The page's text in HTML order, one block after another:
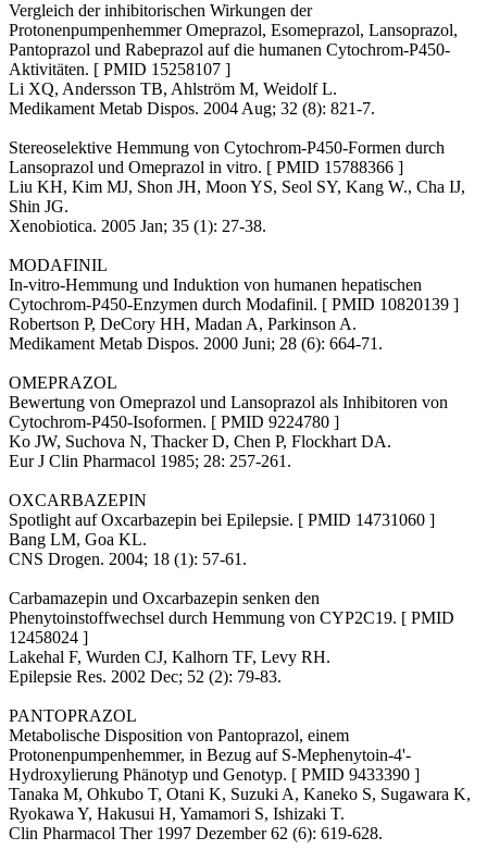
Vergleich der inhibitorischen Wirkungen der
Protonenpumpenhemmer Omeprazol, Esomeprazol, Lansoprazol,
Pantoprazol und Rabeprazol auf die humanen Cytochrom-P450-
Aktivitäten. [ PMID 15258107 ]
Li XQ, Andersson TB, Ahlström M, Weidolf L.
Medikament Metab Dispos. 2004 Aug; 32 (8): 821-7.
Stereoselektive Hemmung von Cytochrom-P450-Formen durch
Lansoprazol und Omeprazol in vitro. [ PMID 15788366 ]
Liu KH, Kim MJ, Shon JH, Moon YS, Seol SY, Kang W., Cha IJ,
Shin JG.
Xenobiotica. 2005 Jan; 35 (1): 27-38.
MODAFINIL
In-vitro-Hemmung und Induktion von humanen hepatischen
Cytochrom-P450-Enzymen durch Modafinil. [ PMID 10820139 ]
Robertson P, DeCory HH, Madan A, Parkinson A.
Medikament Metab Dispos. 2000 Juni; 28 (6): 664-71.
OMEPRAZOL
Bewertung von Omeprazol und Lansoprazol als Inhibitoren von
Cytochrom-P450-Isoformen. [ PMID 9224780 ]
Ko JW, Suchova N, Thacker D, Chen P, Flockhart DA.
Eur J Clin Pharmacol 1985; 28: 257-261.
OXCARBAZEPIN
Spotlight auf Oxcarbazepin bei Epilepsie. [ PMID 14731060 ]
Bang LM, Goa KL.
CNS Drogen. 2004; 18 (1): 57-61.
Carbamazepin und Oxcarbazepin senken den
Phenytoinstoffwechsel durch Hemmung von CYP2C19. [ PMID
12458024 ]
Lakehal F, Wurden CJ, Kalhorn TF, Levy RH.
Epilepsie Res. 2002 Dec; 52 (2): 79-83.
PANTOPRAZOL
Metabolische Disposition von Pantoprazol, einem
Protonenpumpenhemmer, in Bezug auf S-Mephenytoin-4'-
Hydroxylierung Phänotyp und Genotyp. [ PMID 9433390 ]
Tanaka M, Ohkubo T, Otani K, Suzuki A, Kaneko S, Sugawara K,
Ryokawa Y, Hakusui H, Yamamori S, Ishizaki T.
Clin Pharmacol Ther 1997 Dezember 62 (6): 619-628.